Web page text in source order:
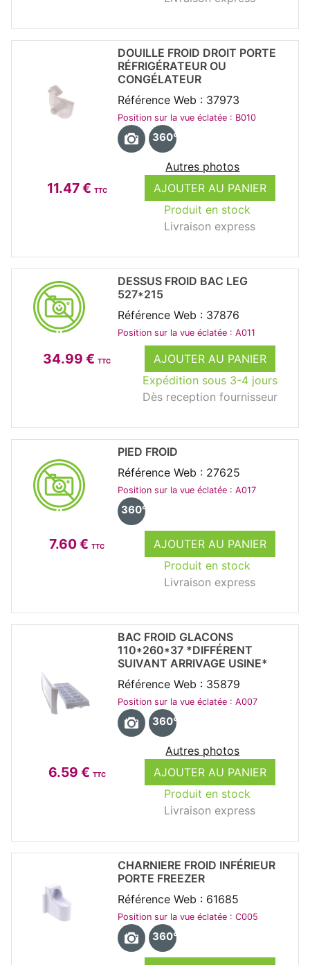
11.47 € TTC
AJOUTER AU PANIER
Produit en stock
Livraison express
DOUILLE FROID DROIT PORTE
RÉFRIGÉRATEUR OU
CONGÉLATEUR
Référence Web : 37973
Position sur la vue éclatée : B010
360°
Autres photos
34.99 € TTC
AJOUTER AU PANIER
Expédition sous 3-4 jours
Dès reception fournisseur
DESSUS FROID BAC LEG
527*215
Référence Web : 37876
Position sur la vue éclatée : A011
7.60 € TTC
AJOUTER AU PANIER
Produit en stock
Livraison express
PIED FROID
Référence Web : 27625
Position sur la vue éclatée : A017
360°
6.59 € TTC
AJOUTER AU PANIER
Produit en stock
Livraison express
BAC FROID GLACONS
110*260*37 *DIFFÉRENT
SUIVANT ARRIVAGE USINE*
Référence Web : 35879
Position sur la vue éclatée : A007
360°
Autres photos
CHARNIERE FROID INFÉRIEUR
PORTE FREEZER
Référence Web : 61685
Position sur la vue éclatée : C005
360°